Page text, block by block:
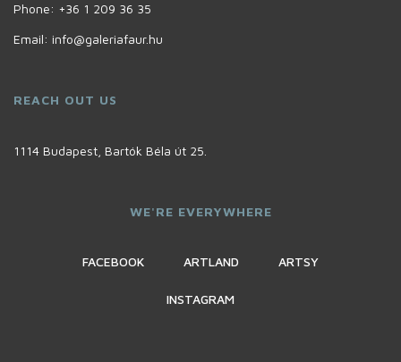
Phone: +36 1 209 36 35
Email: info@galeriafaur.hu
REACH OUT US
1114 Budapest, Bartók Béla út 25.
WE'RE EVERYWHERE
FACEBOOK ARTLAND ARTSY
INSTAGRAM